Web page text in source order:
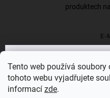
Tento web používá
tohoto webu vyjadřujete
informací zde.
produktech
E-
Vložením e-mailu souhlasíte s